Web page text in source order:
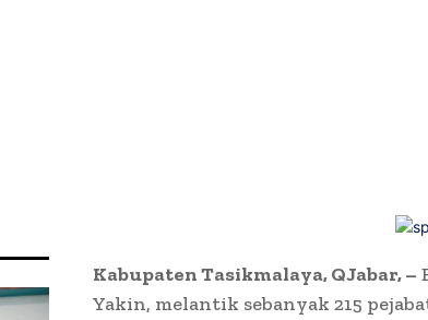
Kabupaten Tasikmalaya, QJabar, –
Yakin, melantik sebanyak 215